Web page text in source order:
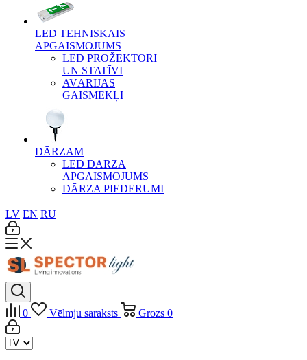
LED TEHNISKAIS
APGAISMOJUMS
LED PROŽEKTORI
UN STATĪVI
AVĀRIJAS
GAISMEKĻI
DĀRZAM
LED DĀRZA
APGAISMOJUMS
DĀRZA PIEDERUMI
LV EN RU
0 Vēlmju saraksts Grozs 0